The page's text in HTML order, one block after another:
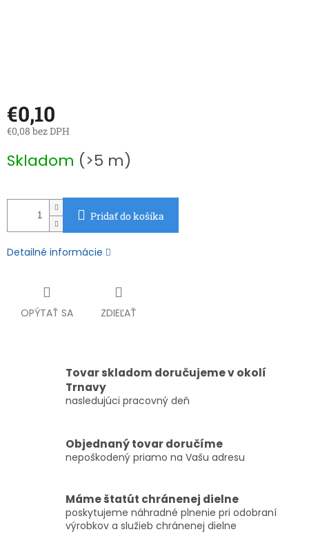
€0,10
€0,08 bez DPH
cena:
Skladom (>5 m)
Pridať do košíka
Detailné informácie
OPÝTAŤ SA ZDIEĽAŤ
Tovar skladom doručujeme v okolí
Trnavy
nasledujúci pracovný deň
Objednaný tovar doručíme
nepoškodený priamo na Vašu adresu
Máme štatút chránenej dielne
poskytujeme náhradné plnenie pri odobraní
výrobkov a služieb chránenej dielne